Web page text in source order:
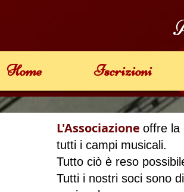
Home Iscrizioni
L'Associazione offre la
tutti i campi musicali.
Tutto ciò è reso
Tutti i nostri soci sono